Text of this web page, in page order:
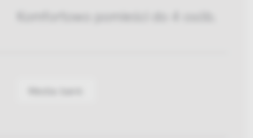
Komfortowo pomieści do 4 osób.
Media bank